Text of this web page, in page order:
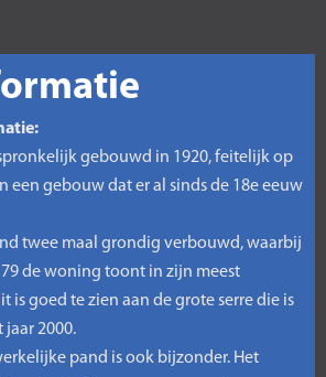
gebouwd in 1920, feitelijk op
een gebouw dat er al sinds de 18e eeuw
twee maal grondig verbouwd, waarbij
de woning toont in zijn meest
is goed te zien aan de grote serre die is
2000.
pand is ook bijzonder. Het